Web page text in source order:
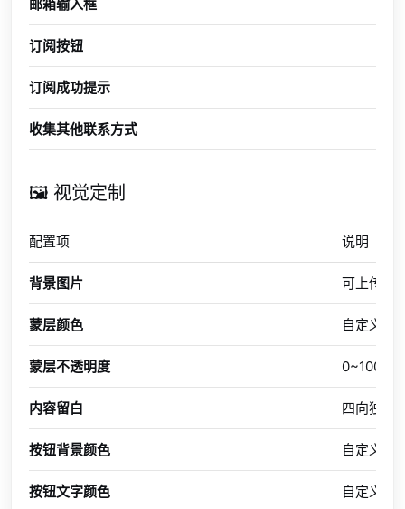
邮箱输入框
订阅按钮
订阅成功提示
收集其他联系方式
🖼️ 视觉定制
配置项 说明
背景图片 可上传背
蒙层颜色 自定义蒙
蒙层不透明度 0~100%
内容留白 四向独立
按钮背景颜色 自定义订
按钮文字颜色 自定义按